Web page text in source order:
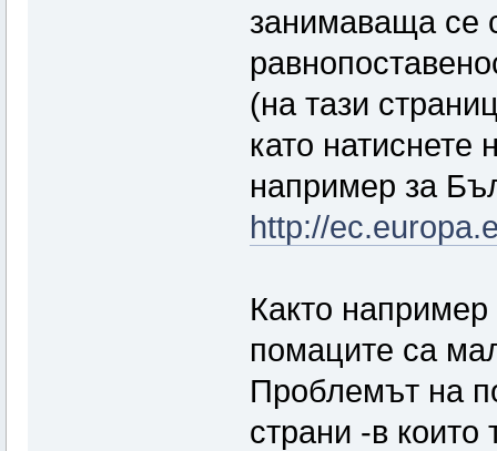
занимаваща се
(на тази
като натиснете
например за
http://
Както
помаците са
Проблемът на
страни -в